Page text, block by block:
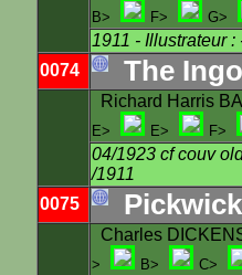
B> F> G>
1911 - Illustrateur :
0074
The
Richard Harris
E> E> F>
04/1923 cf couv
/1911
0075
Charles
> B> C>